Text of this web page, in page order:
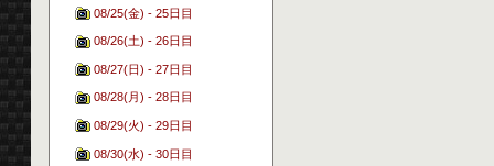
08/25(金) - 25日目
08/26(土) - 26日目
08/27(日) - 27日目
08/28(月) - 28日目
08/29(火) - 29日目
08/30(水) - 30日目